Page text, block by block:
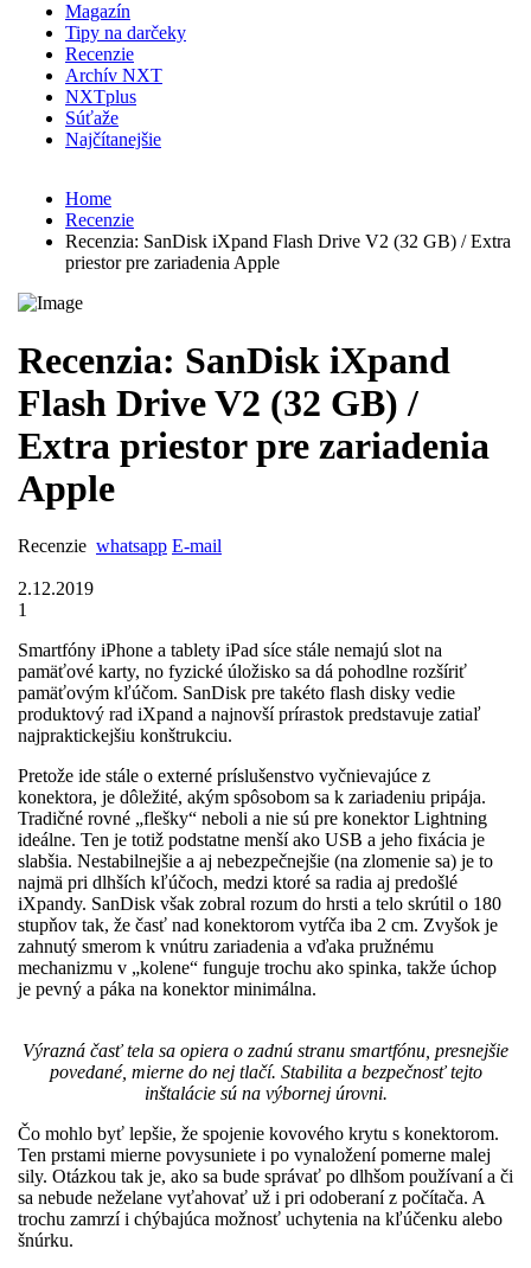
Magazín
Tipy na darčeky
Recenzie
Archív NXT
NXTplus
Súťaže
Najčítanejšie
Home
Recenzie
Recenzia: SanDisk iXpand Flash Drive V2 (32 GB) / Extra
priestor pre zariadenia Apple
Recenzia: SanDisk iXpand
Flash Drive V2 (32 GB) /
Extra priestor pre zariadenia
Apple
Recenzie whatsapp E-mail
2.12.2019
1
Smartfóny iPhone a tablety iPad síce stále nemajú slot na
pamäťové karty, no fyzické úložisko sa dá pohodlne rozšíriť
pamäťovým kľúčom. SanDisk pre takéto flash disky vedie
produktový rad iXpand a najnovší prírastok predstavuje zatiaľ
najpraktickejšiu konštrukciu.
Pretože ide stále o externé príslušenstvo vyčnieva­júce z
konektora, je dôležité, akým spôsobom sa k zariadeniu pripája.
Tradičné rovné „flešky“ neboli a nie sú pre konektor Lightning
ideálne. Ten je totiž podstatne menší ako USB a jeho fixácia je
slabšia. Nestabilnejšie a aj nebezpečnejšie (na zlomenie sa) je to
najmä pri dlhších kľúčoch, medzi ktoré sa radia aj predošlé
iXpandy. SanDisk však zobral rozum do hrsti a telo skrútil o 180
stupňov tak, že časť nad konektorom vytŕča iba 2 cm. Zvyšok je
zahnutý smerom k vnútru zariadenia a vďaka pružnému
mechanizmu v „kolene“ funguje trochu ako spinka, takže úchop
je pevný a páka na konektor minimálna.
Výrazná časť tela sa opiera o zadnú stranu smartfónu, presnejšie
povedané, mierne do nej tlačí. Stabilita a bezpečnosť tejto
inštalácie sú na výbornej úrovni.
Čo mohlo byť lepšie, že spojenie kovového krytu s konektorom.
Ten prstami mierne povysuniete i po vynaložení pomerne malej
sily. Otázkou tak je, ako sa bude správať po dlhšom používaní a či
sa nebude neželane vyťahovať už i pri odoberaní z počítača. A
trochu zamrzí i chýbajúca možnosť uchytenia na kľúčenku alebo
šnúrku.